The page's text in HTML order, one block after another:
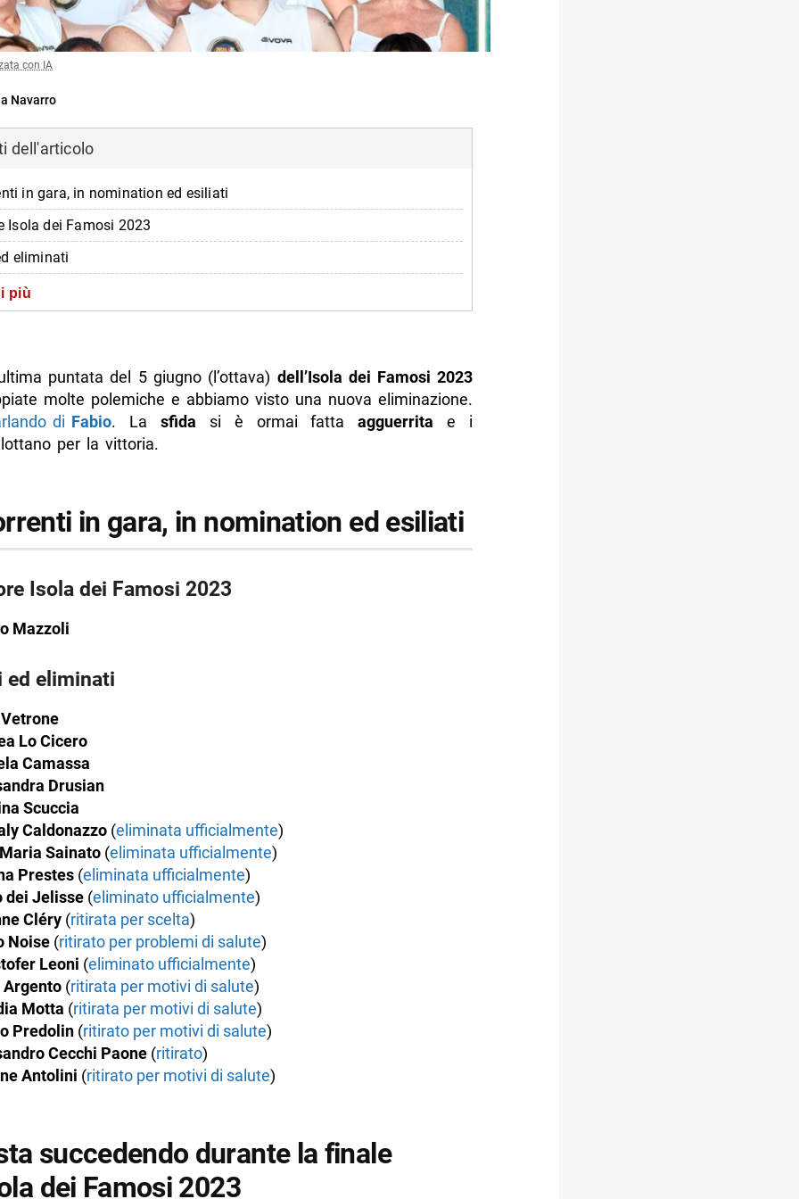
con IA
Navarro
dell'articolo
in gara, in nomination ed esiliati
Isola dei Famosi 2023
eliminati
succedendo durante la finale dell’Isola dei Famosi 2023
migliori di Luca Vetrone
per Marco: arriva la moglie
vs Luca Vetrone
per Andrea Lo Cicero
è il primo finalista
dietro le eliminazioni
per Pamela: arriva la sorella
viene eliminata
incontra la figlia Angelica
la madre in Honduras
Flash, tra Alessandra e Luca
per Helena
eliminata
durante la puntata del 16 giugno 2023
alla finale dell’Isola dei Famosi 2023
flash per chi resterà sull’ultima spiaggia
flash tra Alessandra e Gian Maria
eliminata definitivamente
di Pamela
è il secondo finalista
più
puntata del 5 giugno (l’ottava) dell’Isola dei Famosi 2023
molte polemiche e abbiamo visto una nuova eliminazione.
di Fabio. La sfida si è ormai fattaagguerrita e i
per la vittoria.
in gara, in nomination ed esiliati
Isola dei Famosi 2023
Mazzoli
ed eliminati
Lo Cicero
Camassa
Drusian
Scuccia
Caldonazzo(eliminata ufficialmente)
Sainato(eliminata ufficialmente)
Prestes(eliminata ufficialmente)
dei Jelisse(eliminato ufficialmente)
Cléry(ritirata per scelta)
Noise(ritirato per problemi di salute)
Leoni (eliminato ufficialmente)
Argento(ritirata per motivi di salute)
Motta (ritirata per motivi di salute)
Predolin (ritirato per motivi di salute)
Cecchi Paone (ritirato)
Antolini (ritirato per motivi di salute)
succedendo durante la finale
dei Famosi 2023